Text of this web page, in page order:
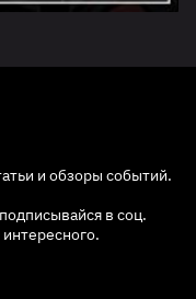
и обзоры событий.
в соц.